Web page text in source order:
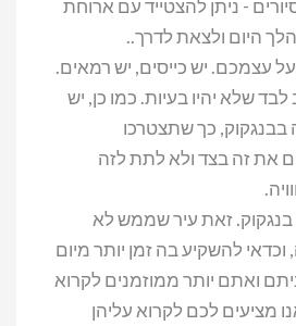
- ניתן להצטייד עם ארוחת
היום ולצאת לדרך..
עצמכם. יש כייסים, יש רמאים.
שלא יהיו בעיות. כמו כן, יש
בבנגקוק, כך שתצטרכו
את זה בצד ולא לתת לזה
זאת עיר שממש לא
להשקיע בה זמן יותר מיום
ואתם יותר ממוזמנים לקרוא
מציעים לכם לקרוא עליהן